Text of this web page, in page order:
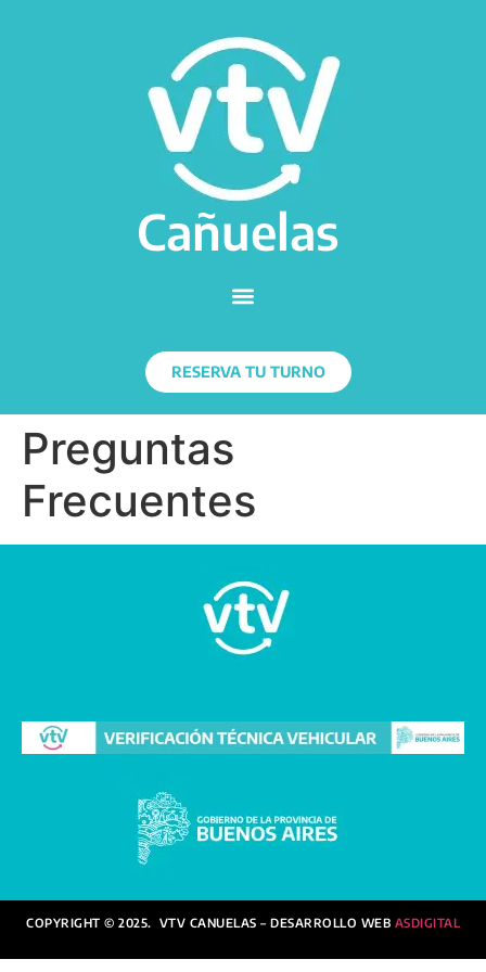
Cañuelas
RESERVA TU TURNO
Preguntas
Frecuentes
COPYRIGHT © 2025. VTV CANUELAS – DESARROLLO WEB ASDIGITAL